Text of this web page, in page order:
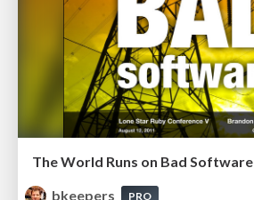
The World Runs on Bad Software
bkeepers
PRO